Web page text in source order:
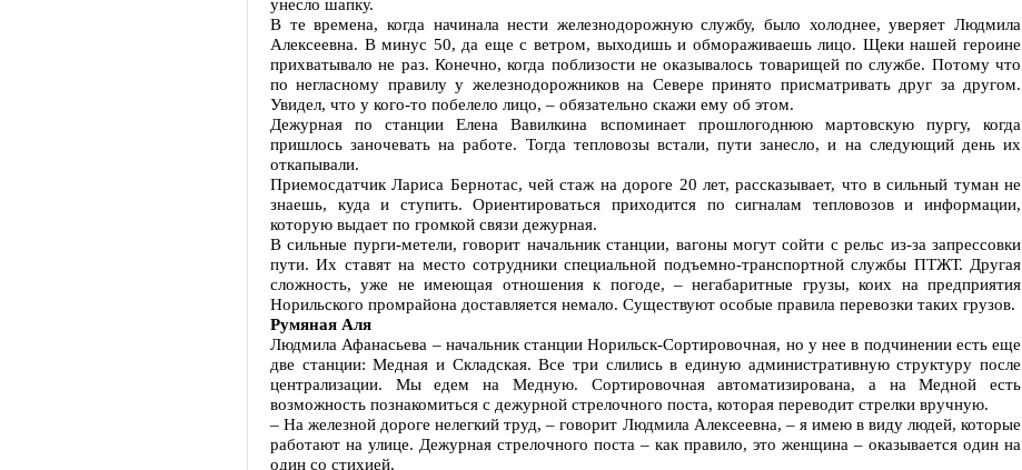
унесло шапку.
В те времена, когда начинала нести железнодорожную службу, было холоднее, уверяет Людмила
Алексеевна. В минус 50, да еще с ветром, выходишь и обмораживаешь лицо. Щеки нашей героине
прихватывало не раз. Конечно, когда поблизости не оказывалось товарищей по службе. Потому что
по негласному правилу у железнодорожников на Севере принято присматривать друг за другом.
Увидел, что у кого-то побелело лицо, – обязательно скажи ему об этом.
Дежурная по станции Елена Вавилкина вспоминает прошлогоднюю мартовскую пургу, когда
пришлось заночевать на работе. Тогда тепловозы встали, пути занесло, и на следующий день их
откапывали.
Приемосдатчик Лариса Бернотас, чей стаж на дороге 20 лет, рассказывает, что в сильный туман не
знаешь, куда и ступить. Ориентироваться приходится по сигналам тепловозов и информации,
которую выдает по громкой связи дежурная.
В сильные пурги-метели, говорит начальник станции, вагоны могут сойти с рельс из-за запрессовки
пути. Их ставят на место сотрудники специальной подъемно-транспортной службы ПТЖТ. Другая
сложность, уже не имеющая отношения к погоде, – негабаритные грузы, коих на предприятия
Норильского промрайона доставляется немало. Существуют особые правила перевозки таких грузов.
Румяная Аля
Людмила Афанасьева – начальник станции Норильск-Сортировочная, но у нее в подчинении есть еще
две станции: Медная и Складская. Все три слились в единую административную структуру после
централизации. Мы едем на Медную. Сортировочная автоматизирована, а на Медной есть
возможность познакомиться с дежурной стрелочного поста, которая переводит стрелки вручную.
– На железной дороге нелегкий труд, – говорит Людмила Алексеевна, – я имею в виду людей, которые
работают на улице. Дежурная стрелочного поста – как правило, это женщина – оказывается один на
один со стихией.